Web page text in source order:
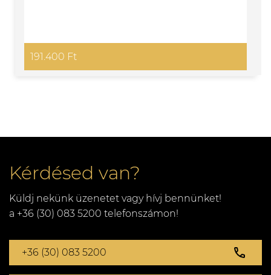
191.400 Ft
Kérdésed van?
Küldj nekünk üzenetet vagy hívj bennünket!
a +36 (30) 083 5200 telefonszámon!
+36 (30) 083 5200